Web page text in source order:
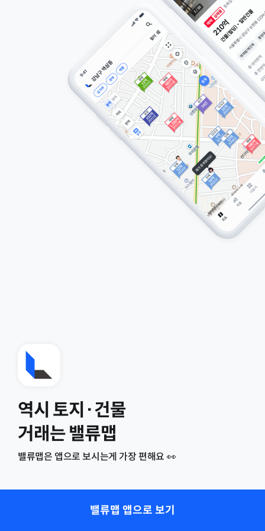
역시 토지·건물
거래는 밸류맵
밸류맵은 앱으로 보시는게 가장 편해요 👀
밸류맵 앱으로 보기